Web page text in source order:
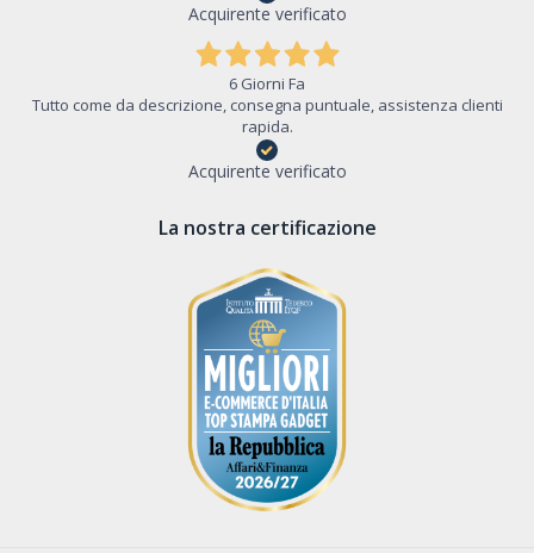
Acquirente verificato
6 Giorni Fa
Tutto come da descrizione, consegna puntuale, assistenza clienti
rapida.
Acquirente verificato
La nostra certificazione